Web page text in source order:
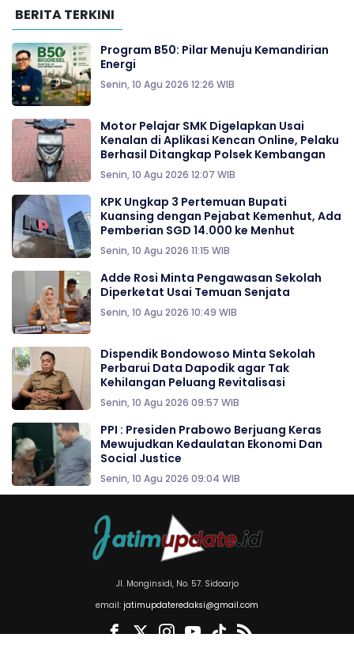
BERITA TERKINI
Program B50: Pilar Menuju Kemandirian
Energi
Senin, 10 Agu 2026 12:26 WIB
Motor Pelajar SMK Digelapkan Usai
Kenalan di Aplikasi Kencan Online, Pelaku
Berhasil Ditangkap Polsek Kembangan
Senin, 10 Agu 2026 12:07 WIB
KPK Ungkap 3 Pertemuan Bupati
Kuansing dengan Pejabat Kemenhut, Ada
Pemberian SGD 14.000 ke Menhut
Senin, 10 Agu 2026 11:15 WIB
Adde Rosi Minta Pengawasan Sekolah
Diperketat Usai Temuan Senjata
Senin, 10 Agu 2026 10:49 WIB
Dispendik Bondowoso Minta Sekolah
Perbarui Data Dapodik agar Tak
Kehilangan Peluang Revitalisasi
Senin, 10 Agu 2026 09:57 WIB
PPI : Presiden Prabowo Berjuang Keras
Mewujudkan Kedaulatan Ekonomi Dan
Social Justice
Senin, 10 Agu 2026 09:04 WIB
Jl. Monginsidi, No. 57. Sidoarjo
email: jatimupdateredaksi@gmail.com